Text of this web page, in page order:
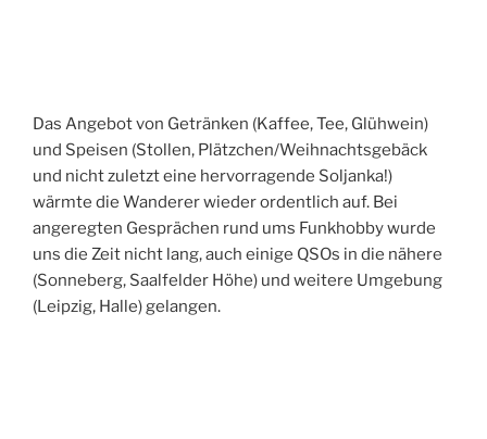
Das Angebot von Getränken (Kaffee, Tee, Glühwein)
und Speisen (Stollen, Plätzchen/Weihnachtsgebäck
und nicht zuletzt eine hervorragende Soljanka!)
wärmte die Wanderer wieder ordentlich auf. Bei
angeregten Gesprächen rund ums Funkhobby wurde
uns die Zeit nicht lang, auch einige QSOs in die nähere
(Sonneberg, Saalfelder Höhe) und weitere Umgebung
(Leipzig, Halle) gelangen.